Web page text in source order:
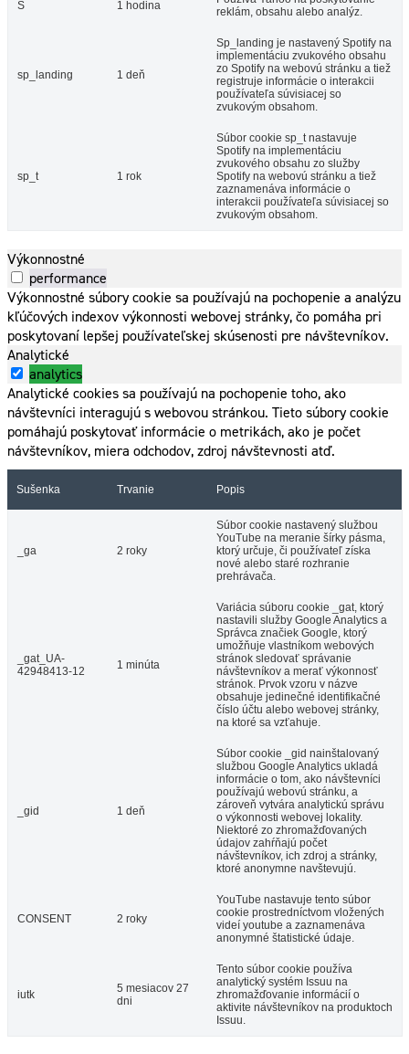
S 1 hodina
reklám, obsahu alebo analýz.
sp_landing 1 deň
Sp_landing je nastavený Spotify na
implementáciu zvukového obsahu
zo Spotify na webovú stránku a tiež
registruje informácie o interakcii
používateľa súvisiacej so
zvukovým obsahom.
sp_t 1 rok
Súbor cookie sp_t nastavuje
Spotify na implementáciu
zvukového obsahu zo služby
Spotify na webovú stránku a tiež
zaznamenáva informácie o
interakcii používateľa súvisiacej so
zvukovým obsahom.
Výkonnostné
performance
Výkonnostné súbory cookie sa používajú na pochopenie a analýzu
kľúčových indexov výkonnosti webovej stránky, čo pomáha pri
poskytovaní lepšej používateľskej skúsenosti pre návštevníkov.
Analytické
analytics
Analytické cookies sa používajú na pochopenie toho, ako
návštevníci interagujú s webovou stránkou. Tieto súbory cookie
pomáhajú poskytovať informácie o metrikách, ako je počet
návštevníkov, miera odchodov, zdroj návštevnosti atď.
Sušenka Trvanie Popis
_ga 2 roky
Súbor cookie nastavený službou
YouTube na meranie šírky pásma,
ktorý určuje, či používateľ získa
nové alebo staré rozhranie
prehrávača.
_gat_UA-
42948413-12
1 minúta
Variácia súboru cookie _gat, ktorý
nastavili služby Google Analytics a
Správca značiek Google, ktorý
umožňuje vlastníkom webových
stránok sledovať správanie
návštevníkov a merať výkonnosť
stránok. Prvok vzoru v názve
obsahuje jedinečné identifikačné
číslo účtu alebo webovej stránky,
na ktoré sa vzťahuje.
_gid 1 deň
Súbor cookie _gid nainštalovaný
službou Google Analytics ukladá
informácie o tom, ako návštevníci
používajú webovú stránku, a
zároveň vytvára analytickú správu
o výkonnosti webovej lokality.
Niektoré zo zhromažďovaných
údajov zahŕňajú počet
návštevníkov, ich zdroj a stránky,
ktoré anonymne navštevujú.
CONSENT 2 roky
YouTube nastavuje tento súbor
cookie prostredníctvom vložených
videí youtube a zaznamenáva
anonymné štatistické údaje.
iutk
5 mesiacov 27
dni
Tento súbor cookie používa
analytický systém Issuu na
zhromažďovanie informácií o
aktivite návštevníkov na produktoch
Issuu.